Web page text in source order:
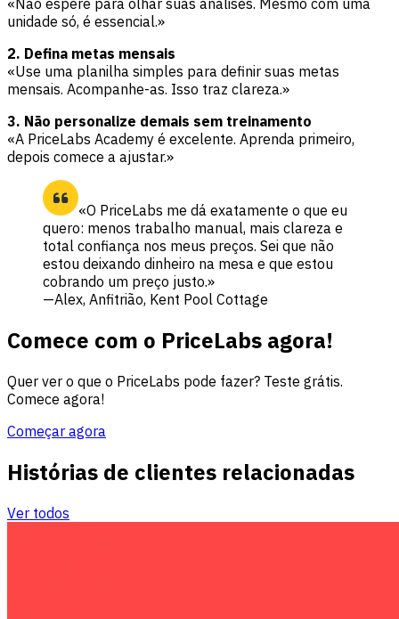
«Não espere para olhar suas análises. Mesmo com uma
unidade só, é essencial.»
2. Defina metas mensais
«Use uma planilha simples para definir suas metas
mensais. Acompanhe-as. Isso traz clareza.»
3. Não personalize demais sem treinamento
«A PriceLabs Academy é excelente. Aprenda primeiro,
depois comece a ajustar.»
«O PriceLabs me dá exatamente o que eu
quero: menos trabalho manual, mais clareza e
total confiança nos meus preços. Sei que não
estou deixando dinheiro na mesa e que estou
cobrando um preço justo.»
—Alex, Anfitrião, Kent Pool Cottage
Comece com o PriceLabs agora!
Quer ver o que o PriceLabs pode fazer? Teste grátis.
Comece agora!
Começar agora
Histórias de clientes relacionadas
Ver todos